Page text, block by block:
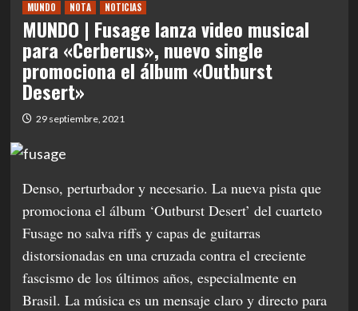
MUNDO NOTA NOTICIAS
MUNDO | Fusage lanza video musical
para «Cerberus», nuevo single
promociona el álbum «Outburst
Desert»
29 septiembre, 2021
Denso, perturbador y necesario. La nueva pista que
promociona el álbum ‘Outburst Desert’ del cuarteto
Fusage no salva riffs y capas de guitarras
distorsionadas en una cruzada contra el creciente
fascismo de los últimos años, especialmente en
Brasil. La música es un mensaje claro y directo para